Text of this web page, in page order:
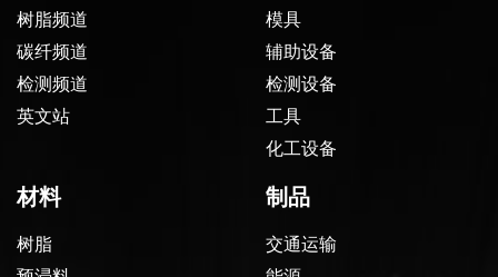
树脂频道
碳纤频道
检测频道
英文站
模具
辅助设备
检测设备
工具
化工设备
材料
树脂
制品
交通运输